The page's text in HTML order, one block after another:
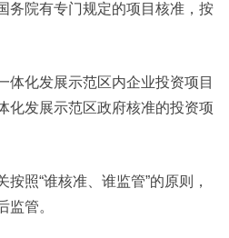
院有专门规定的项目核准，按
化发展示范区内企业投资项目
化发展示范区政府核准的投资项
照“谁核准、谁监管”的原则，
监管。